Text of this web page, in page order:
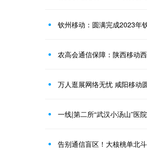
钦州移动：圆满完成2023年
农高会通信保障：陕西移动
万人逛展网络无忧 咸阳移动
一线|第二所“武汉小汤山”医
告别通信盲区！大核桃单北